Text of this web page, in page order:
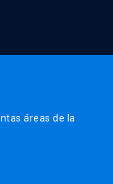
áreas de la